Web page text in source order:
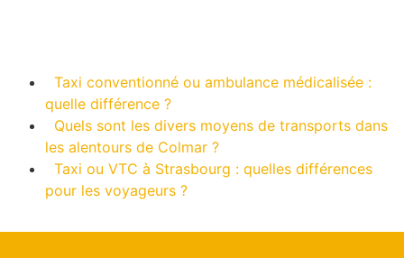
Taxi conventionné ou ambulance médicalisée :
quelle différence ?
Quels sont les divers moyens de transports dans
les alentours de Colmar ?
Taxi ou VTC à Strasbourg : quelles différences
pour les voyageurs ?